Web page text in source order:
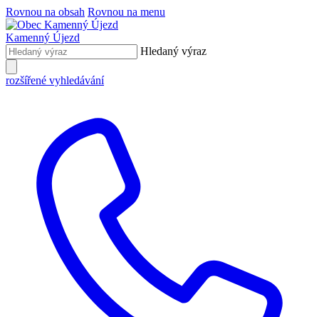
Rovnou na obsah Rovnou na menu
Kamenný Újezd
Hledaný výraz
rozšířené vyhledávání